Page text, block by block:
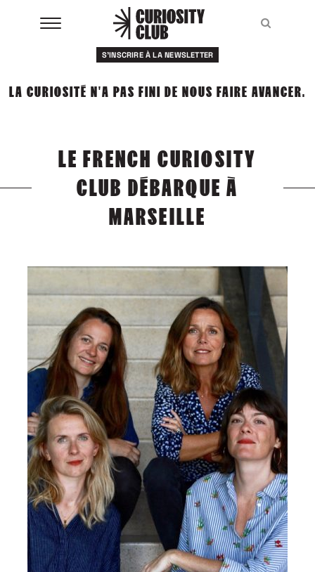
S'INSCRIRE À LA NEWSLETTER
LA CURIOSITÉ N'A PAS FINI DE NOUS FAIRE AVANCER.
LE FRENCH CURIOSITY
CLUB DÉBARQUE À
MARSEILLE